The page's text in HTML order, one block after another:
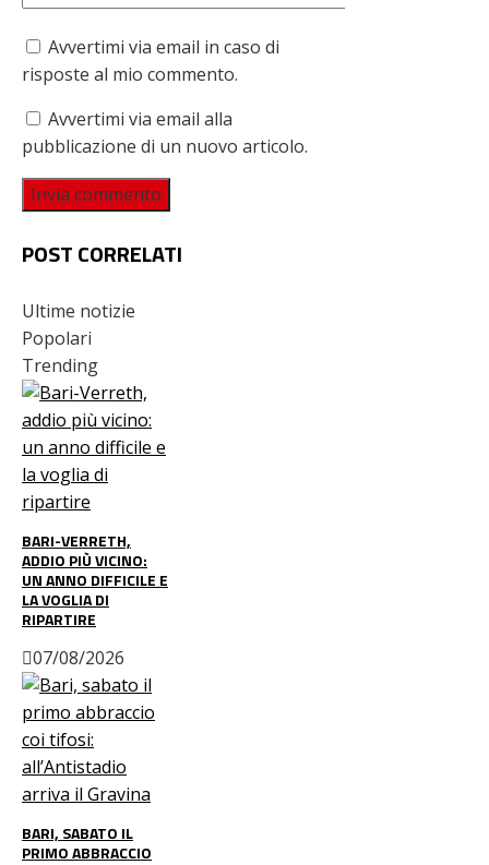
Avvertimi via email in caso di
risposte al mio commento.
Avvertimi via email alla
pubblicazione di un nuovo articolo.
POST CORRELATI
Ultime notizie
Popolari
Trending
BARI-VERRETH,
ADDIO PIÙ VICINO:
UN ANNO DIFFICILE E
LA VOGLIA DI
RIPARTIRE
07/08/2026
BARI, SABATO IL
PRIMO ABBRACCIO